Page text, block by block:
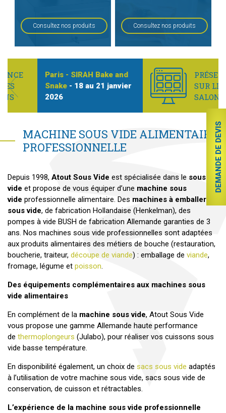
DEMANDE DE DEVIS
Consultez nos produits Consultez nos produits
PRÉSENCE
SUR LES
SALONS
Toulouse - SMAHRT
- 25
au 27 janvier 2026
Previous
MACHINE SOUS VIDE ALIMENTAIRE
PROFESSIONNELLE
Depuis 1998, Atout Sous Vide est spécialisée dans le sous
vide et propose de vous équiper d’une machine sous
vide professionnelle alimentaire. Des machines à emballer
sous vide, de fabrication Hollandaise (Henkelman), des
pompes à vide BUSH de fabrication Allemande garanties de 3
ans. Nos machines sous vide professionnelles sont adaptées
aux produits alimentaires des métiers de bouche (restauration,
boucherie, traiteur, découpe de viande) : emballage de viande,
fromage, légume et poisson.
Des équipements complémentaires aux machines sous
vide alimentaires
En complément de la machine sous vide, Atout Sous Vide
vous propose une gamme Allemande haute performance
de thermoplongeurs (Julabo), pour réaliser vos cuissons sous
vide basse température.
En disponibilité également, un choix de sacs sous vide adaptés
à l’utilisation de votre machine sous vide, sacs sous vide de
conservation, de cuisson et rétractables.
L’expérience de la machine sous vide professionnelle